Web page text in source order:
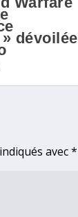
dévoilée
avec*